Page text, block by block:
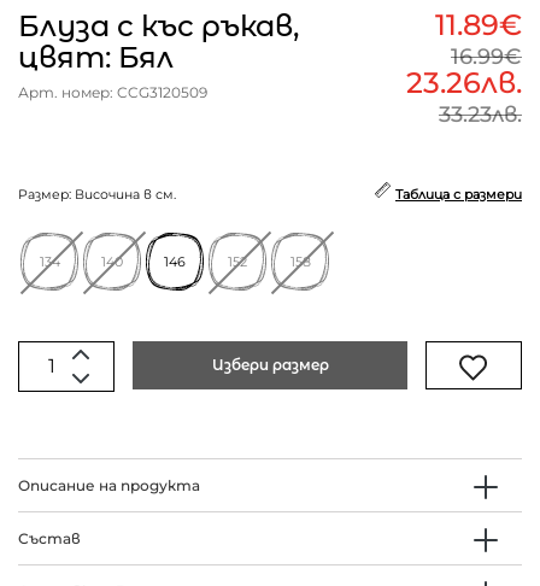
Блуза с къс ръкав,
цвят: Бял
Арт. номер: CCG3120509
11.89€
16.99€
23.26лв.
33.23лв.
Размер: Височина в см. Таблица с размери
134 140 146 152 158
Избери размер
Описание на продукта
Състав